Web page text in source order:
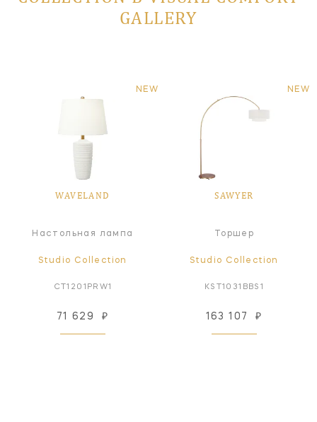
GALLERY
NEW
WAVELAND
Настольная лампа
Studio Collection
CT1201PRW1
71 629 ₽
NEW
SAWYER
Торшер
Studio Collection
KST1031BBS1
163 107 ₽